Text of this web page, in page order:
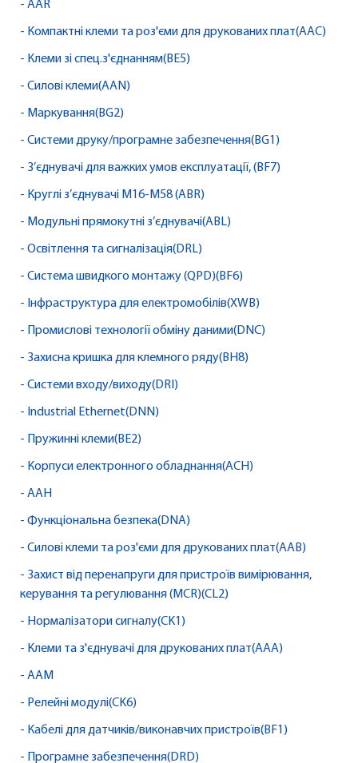
- AAR
- Компактні клеми та роз'єми для друкованих плат(AAC)
- Клеми зі спец.з'єднанням(BE5)
- Силові клеми(AAN)
- Маркування(BG2)
- Системи друку/програмне забезпечення(BG1)
- З’єднувачі для важких умов експлуатації, (BF7)
- Круглі з’єднувачі M16-M58 (ABR)
- Модульні прямокутні з’єднувачі(ABL)
- Освітлення та сигналізація(DRL)
- Система швидкого монтажу (QPD)(BF6)
- Інфраструктура для електромобілів(XWB)
- Промислові технології обміну даними(DNC)
- Захисна кришка для клемного ряду(BH8)
- Системи входу/виходу(DRI)
- Industrial Ethernet(DNN)
- Пружинні клеми(BE2)
- Корпуси електронного обладнання(ACH)
- AAH
- Функціональна безпека(DNA)
- Силові клеми та роз'єми для друкованих плат(AAB)
- Захист від перенапруги для пристроїв вимірювання,
керування та регулювання (MCR)(CL2)
- Нормалізатори сигналу(CK1)
- Клеми та з'єднувачі для друкованих плат(AAA)
- AAM
- Релейні модулі(CK6)
- Кабелі для датчиків/виконавчих пристроїв(BF1)
- Програмне забезпечення(DRD)